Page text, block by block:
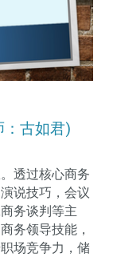
：古如君)
透过核心商务
说技巧，会议
务谈判等主
务领导技能，
场竞争力，储